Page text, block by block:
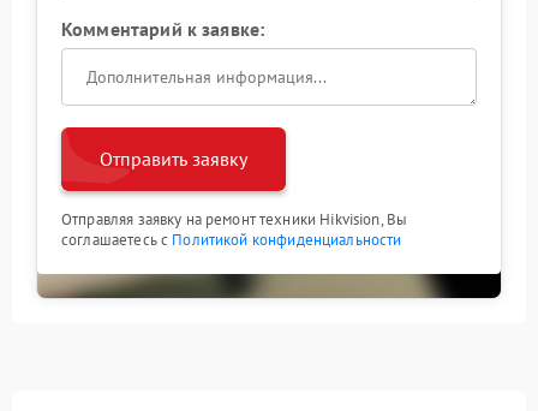
Комментарий к заявке:
Отправить заявку
Отправляя заявку на ремонт техники Hikvision, Вы
соглашаетесь с Политикой конфиденциальности